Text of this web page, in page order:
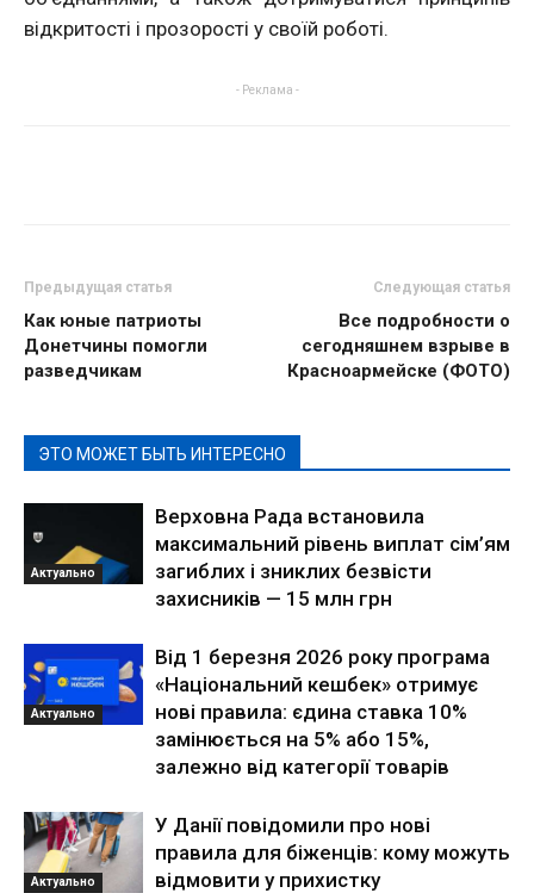
відкритості і прозорості у своїй роботі.
- Реклама -
Предыдущая статья
Как юные патриоты
Донетчины помогли
разведчикам
Следующая статья
Все подробности о
сегодняшнем взрыве в
Красноармейске (ФОТО)
ЭТО МОЖЕТ БЫТЬ ИНТЕРЕСНО
Актуально
Верховна Рада встановила
максимальний рівень виплат сім’ям
загиблих і зниклих безвісти
захисників — 15 млн грн
Актуально
Від 1 березня 2026 року програма
«Національний кешбек» отримує
нові правила: єдина ставка 10%
замінюється на 5% або 15%,
залежно від категорії товарів
Актуально
У Данії повідомили про нові
правила для біженців: кому можуть
відмовити у прихистку